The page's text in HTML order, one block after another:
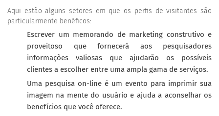
Aqui estão alguns setores em que os perfis de visitantes são
particularmente benéficos:
Escrever um memorando de marketing construtivo e
proveitoso que fornecerá aos pesquisadores
informações valiosas que ajudarão os possíveis
clientes a escolher entre uma ampla gama de serviços.
Uma pesquisa on-line é um evento para imprimir sua
imagem na mente do usuário e ajuda a aconselhar os
benefícios que você oferece.